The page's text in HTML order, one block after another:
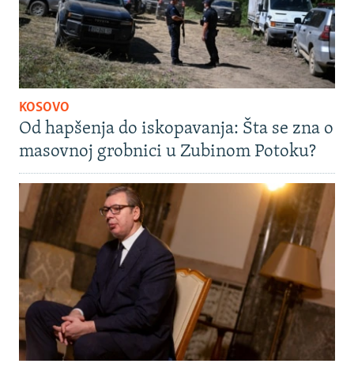
KOSOVO
Od hapšenja do iskopavanja: Šta se zna o
masovnoj grobnici u Zubinom Potoku?